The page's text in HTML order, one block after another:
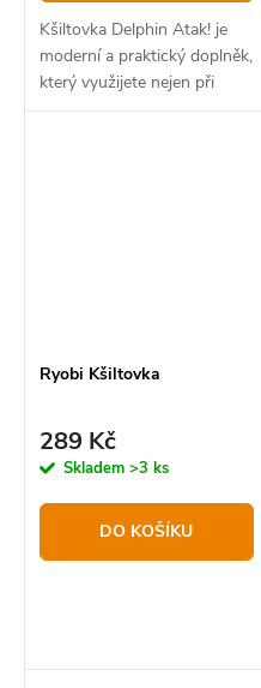
Kšiltovka Delphin Atak! je
moderní a praktický doplněk,
který využijete nejen při
vycházkách k vodě.
Ryobi Kšiltovka
289 Kč
Skladem >3 ks
DO KOŠÍKU